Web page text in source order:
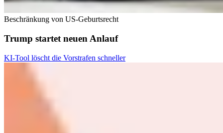
Beschränkung von US-Geburtsrecht
Trump startet neuen Anlauf
KI-Tool löscht die Vorstrafen schneller